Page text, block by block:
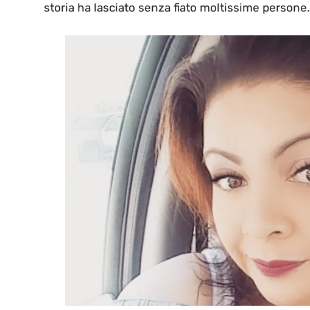
storia ha lasciato senza fiato moltissime persone.